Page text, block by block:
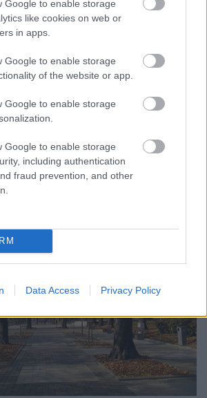
Google to enable storage
like cookies on web or
in apps.
Google to enable storage
of the website or app.
Google to enable storage
Google to enable storage
including authentication
fraud prevention, and other
Data Access Privacy Policy
elől tiszta időben a szemközti
is látszik, de ezen a
csak a szoborig és a
lehetett ellátni.